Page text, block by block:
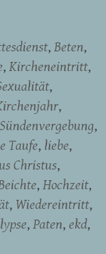
Beten
Kircheneintritt
Sündenvergebung
Taufe liebe
Christus
Hochzeit
Wiedereintritt
Paten ekd